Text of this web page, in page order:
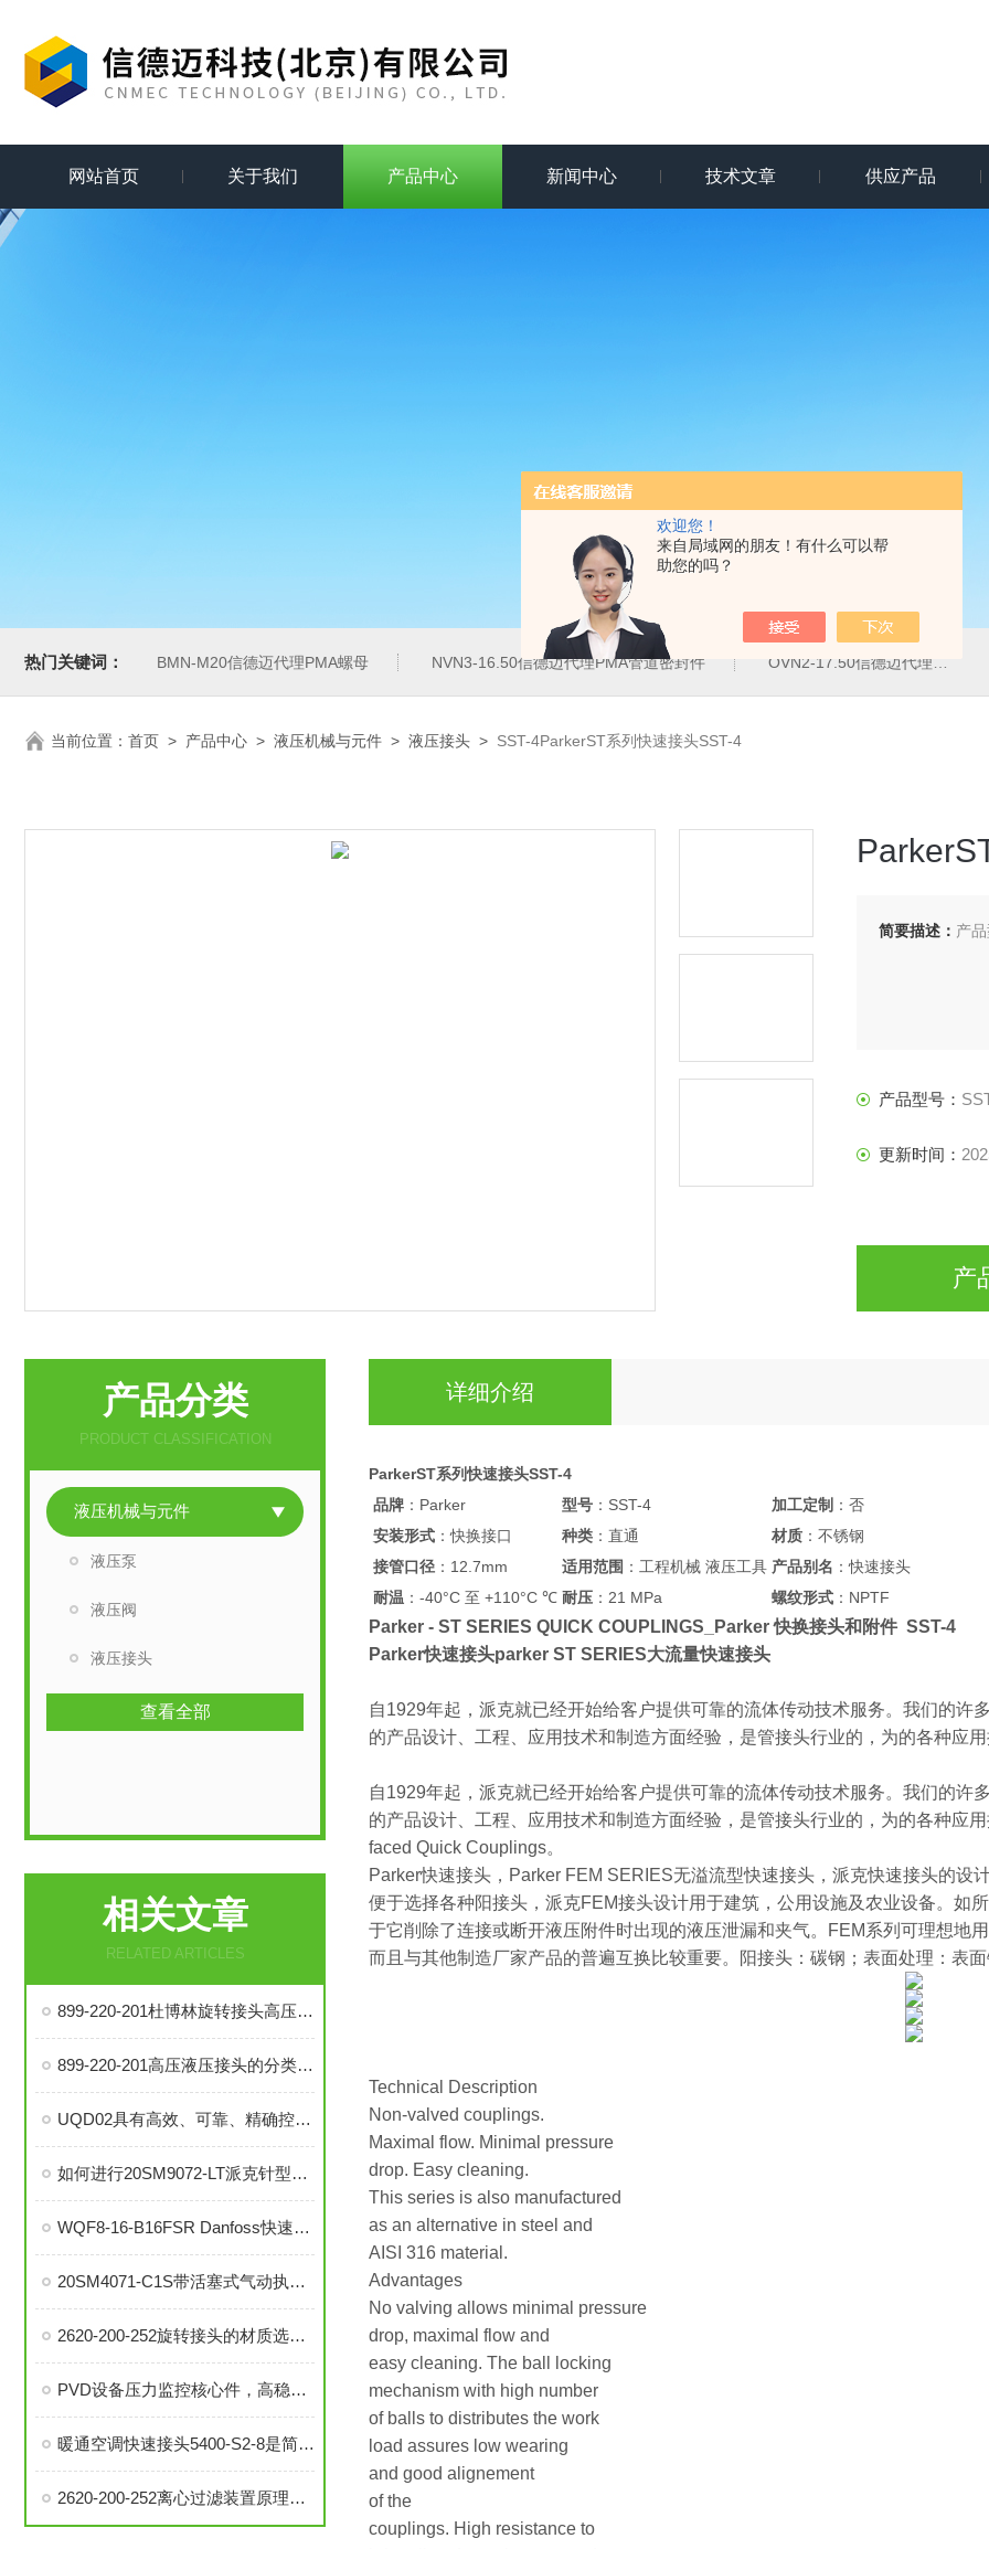
欢迎您！
来自局域网的朋友！有什么可以帮
助您的吗？
网站首页 关于我们 产品中心 新闻中心 技术文章 供应产品
热门关键词： BMN-M20信德迈代理PMA螺母 NVN3-16.50信德迈代理PMA管道密封件 OVN2-17.50信德迈代理PMA导管夹
当前位置： 首页 > 产品中心 > 液压机械与元件 > 液压接头 > SST-4ParkerST系列快速接头SST-4
简要描述： 产
产品型号：
更新时间：
产
产品分类
PRODUCT CLASSIFICATION
液压机械与元件
液压泵
液压阀
液压接头
查看全部
相关文章
RELATED ARTICLES
899-220-201杜博林旋转接头高压液压接头的安装、调试与维护技巧
899-220-201高压液压接头的分类和注意事项
UQD02具有高效、可靠、精确控制温度等优势
如何进行20SM9072-LT派克针型阀的故障排查与解决措施？
WQF8-16-B16FSR Danfoss快速接头是提升效率的工业连接解决方案
20SM4071-C1S带活塞式气动执行器中压针阀在自动化系统中的角色与功能
2620-200-252旋转接头的材质选择与耐用性分析
PVD设备压力监控核心件，高稳定性压力开关现货秒发
暖通空调快速接头5400-S2-8是简便安装、可靠密封的理想选择
2620-200-252离心过滤装置原理、构造和使用方法说明
详细介绍
ParkerST系列快速接头SST-4
品牌 ：Parker 型号 ：SST-4 加工定制 ：否
安装形式 ：快换接口 种类 ：直通 材质 ：不锈钢
接管口径 ：12.7mm 适用范围 ：工程机械 液压工具 产品别名 ：快速接头
耐温 ：-40°C 至 +110°C ℃ 耐压 ：21 MPa 螺纹形式 ：NPTF
Parker - ST SERIES QUICK COUPLINGS_Parker 快换接头和附件 SST-4
Parker快速接头parker ST SERIES大流量快速接头
自1929年起，派克就已经开始给客户提供可靠的流体传动技术服务。我们的
的产品设计、工程、应用技术和制造方面经验，是管接头行业的，为的各种应
自1929年起，派克就已经开始给客户提供可靠的流体传动技术服务。我们的
的产品设计、工程、应用技术和制造方面经验，是管接头行业的，为的各种应
faced Quick Couplings。
Parker快速接头，Parker FEM SERIES无溢流型快速接头，派克快速接头的设
便于选择各种阳接头，派克FEM接头设计用于建筑，公用设施及农业设备。如
于它削除了连接或断开液压附件时出现的液压泄漏和夹气。FEM系列可理想地
而且与其他制造厂家产品的普遍互换比较重要。阳接头：碳钢；表面处理：表
Technical Description
Non-valved couplings.
Maximal flow. Minimal pressure
drop. Easy cleaning.
This series is also manufactured
as an alternative in steel and
AISI 316 material.
Advantages
No valving allows minimal pressure
drop, maximal flow and
easy cleaning. The ball locking
mechanism with high number
of balls to distributes the work
load assures low wearing
and good alignement
of the
couplings. High resistance to